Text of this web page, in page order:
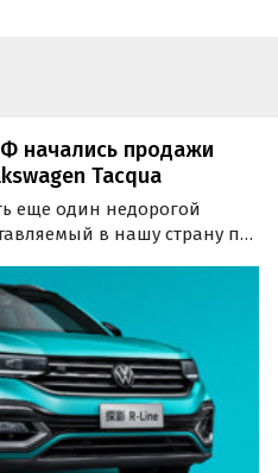
начались продажи
Tacqua
еще один недорогой
в нашу страну по
рынка, цены на
объявлений в сентябре